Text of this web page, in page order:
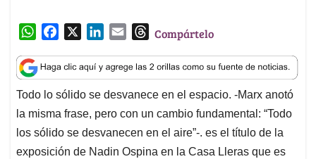
W
a
t
s
A
p
p
c
e
b
o
o
k
n
k
e
d
I
n
a
i
l
T
r
e
a
d
s
Compártelo
Todo lo sólido se desvanece en el espacio. ­-Marx anotó
la misma frase, pero con un cambio fundamental: “Todo
los sólido se desvanecen en el aire”-. es el título de la
exposición de Nadin Ospina en la Casa Lleras que es